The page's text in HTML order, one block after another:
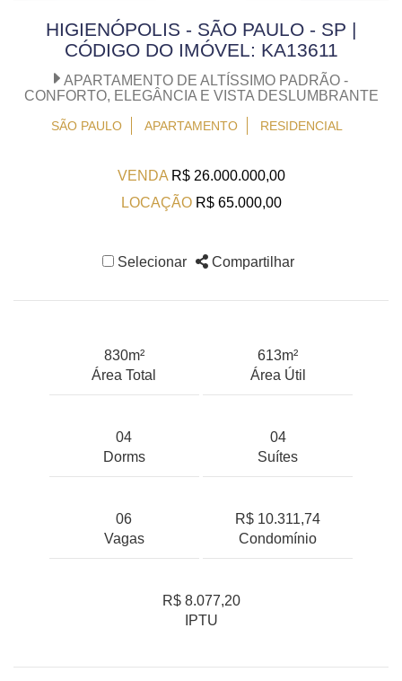
HIGIENÓPOLIS - SÃO PAULO - SP |
CÓDIGO DO IMÓVEL: KA13611
APARTAMENTO DE ALTÍSSIMO PADRÃO -
CONFORTO, ELEGÂNCIA E VISTA DESLUMBRANTE
SÃO PAULO APARTAMENTO RESIDENCIAL
VENDAR$ 26.000.000,00
LOCAÇÃOR$ 65.000,00
Selecionar Compartilhar
830m²
Área Total
613m²
Área Útil
04
Dorms
04
Suítes
06
Vagas
R$ 10.311,74
Condomínio
R$ 8.077,20
IPTU